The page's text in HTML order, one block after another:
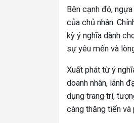
Bên cạnh đó,
của chủ nhân.
kỳ ý nghĩa dành
sự yêu mến và
Xuất phát từ ý
doanh nhân, lãnh
dụng trang trí,
càng thăng tiến và